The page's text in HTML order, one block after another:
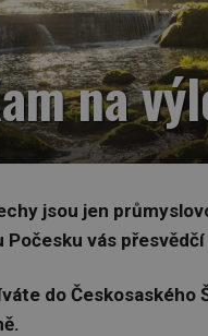
na
jsou jen
vás přesvědčí
do